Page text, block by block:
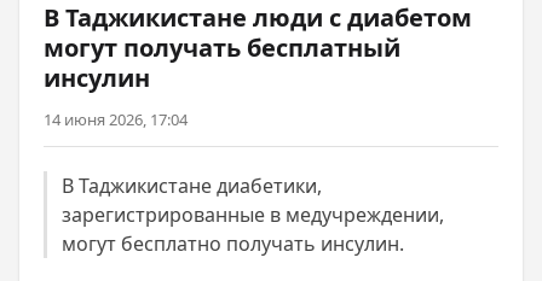
В Таджикистане люди с диабетом
могут получать бесплатный
инсулин
14 июня 2026, 17:04
В Таджикистане диабетики,
зарегистрированные в медучреждении,
могут бесплатно получать инсулин.